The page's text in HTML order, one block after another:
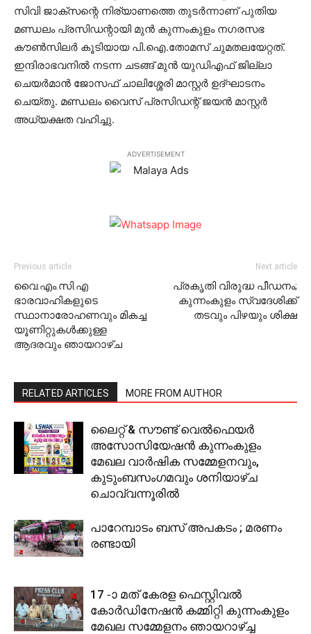
സിവി ജാക്‌സന്റെ നിര്യാണത്തെ തുടര്‍ന്നാണ് പുതിയ
മണ്ഡലം പ്രസിഡന്റായി മുന്‍ കുന്നംകുളം നഗരസഭ
കൗണ്‍സിലര്‍ കൂടിയായ പി.ഐ.തോമസ് ചുമതലയേറ്റത്.
ഇന്ദിരാഭവനില്‍ നടന്ന ചടങ്ങ് മുന്‍ യുഡിഎഫ് ജില്ലാ
ചെയര്‍മാന്‍ ജോസഫ് ചാലിശ്ശേരി മാസ്റ്റര്‍ ഉദ്ഘാടനം
ചെയ്തു. മണ്ഡലം വൈസ് പ്രസിഡന്റ് ജയന്‍ മാസ്റ്റര്‍
അധ്യക്ഷത വഹിച്ചു.
ADVERTISEMENT
Previous article
വൈ.എം.സി.എ
ഭാരവാഹികളുടെ
സ്ഥാനാരോഹണവും മികച്ച
യൂണിറ്റുകള്‍ക്കുള്ള
ആദരവും ഞായറാഴ്ച
Next article
പ്രകൃതി വിരുദ്ധ പീഡനം;
കുന്നംകുളം സ്വദേശിക്ക്
തടവും പിഴയും ശിക്ഷ
RELATED ARTICLES MORE FROM AUTHOR
ലൈറ്റ് & സൗണ്ട് വെല്‍ഫെയര്‍
അസോസിയേഷന്‍ കുന്നംകുളം
മേഖല വാര്‍ഷിക സമ്മേളനവും,
കുടുംബസംഗമവും ശനിയാഴ്ച
ചൊവ്വന്നൂരില്‍
പാറേമ്പാടം ബസ് അപകടം ; മരണം
രണ്ടായി
17 -ാ മത് കേരള ഫെസ്റ്റിവല്‍
കോര്‍ഡിനേഷന്‍ കമ്മിറ്റി കുന്നംകുളം
മേഖല സമ്മേളനം ഞായറാഴ്ച്ച